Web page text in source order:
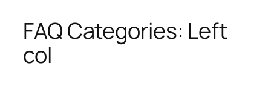
Zum
Inhalt
springen
FAQ Categories: Left
col